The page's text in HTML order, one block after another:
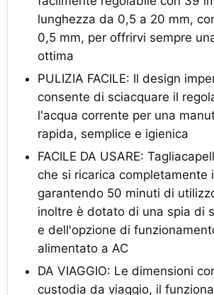
lunghezza da 0,5 a 20 mm,
0,5 mm, per offrirvi sempre
ottima
PULIZIA FACILE: Il design
consente di sciacquare il
l'acqua corrente per una
rapida, semplice e igienica
FACILE DA USARE:
che si ricarica completamente
garantendo 50 minuti di
inoltre è dotato di una spia di
e dell'opzione di
alimentato a AC
DA VIAGGIO: Le dimensioni
custodia da viaggio, il